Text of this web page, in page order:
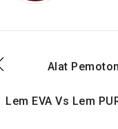
Alat
Lem EVA Vs Lem